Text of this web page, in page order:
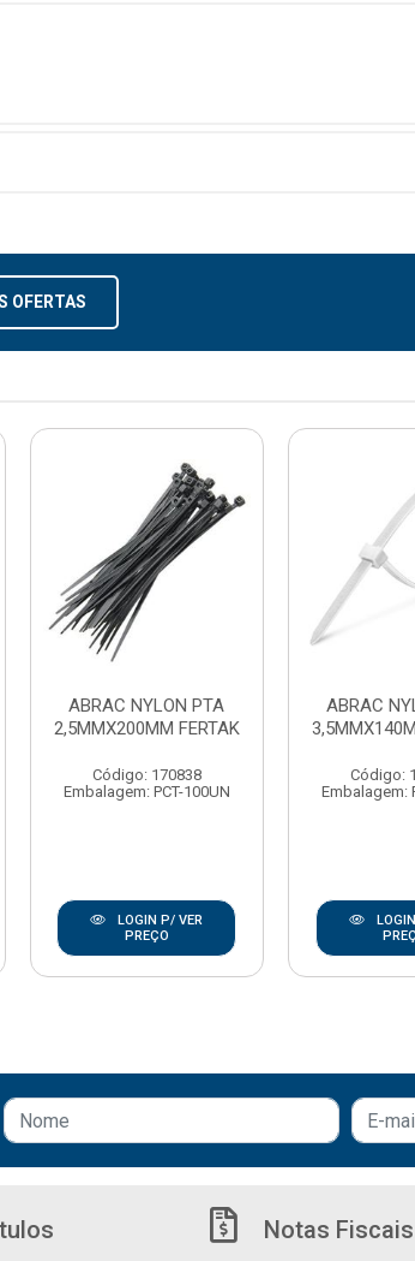
OFERTAS
ABRAC NYLON PTA
2,5MMX200MM FERTAK
Código: 170838
Embalagem: PCT-100UN
LOGIN P/ VER
PREÇO
ABRAC
Código:
Embalagem:
Notas Fiscais